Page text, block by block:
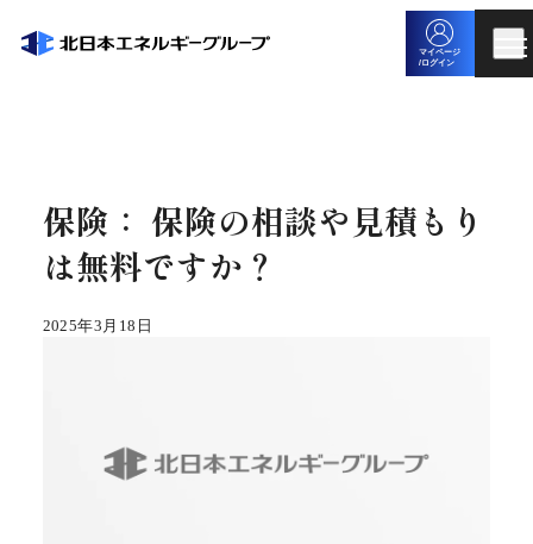
マイページ
/ログイン
保険： 保険の相談や見積もり
は無料ですか？
2025年3月18日